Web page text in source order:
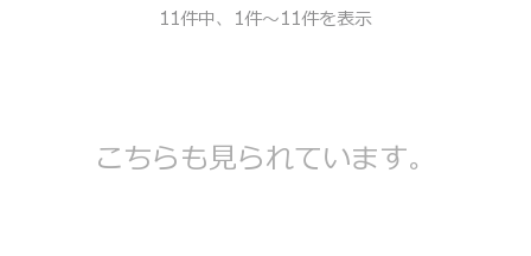
11件中、1件～11件を表示
こちらも見られています。